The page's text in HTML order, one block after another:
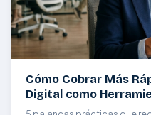
Cómo Cobrar Más
Digital como